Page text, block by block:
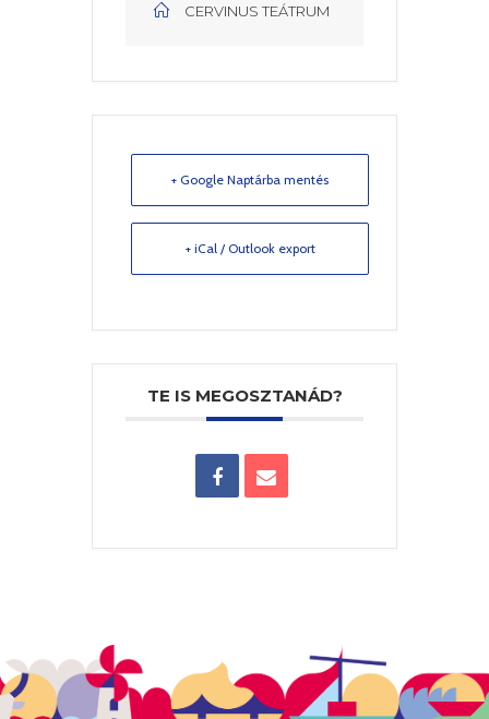
CERVINUS TEÁTRUM
+ Google Naptárba mentés
+ iCal / Outlook export
TE IS MEGOSZTANÁD?